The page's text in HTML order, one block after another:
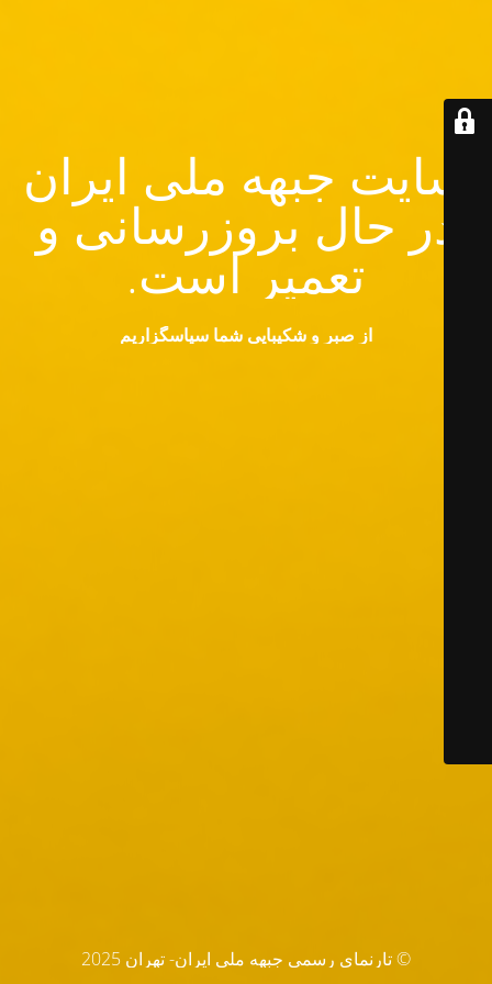
سایت جبهه ملی ایران
در حال بروزرسانی و
تعمیر است.
از صبر و شکیبایی شما سپاسگزاریم
© تارنماي رسمي جبهه ملي ايران- تهران 2025